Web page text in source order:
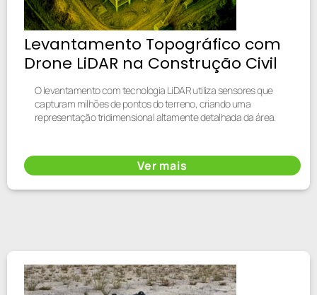
Levantamento Topográfico com
Drone LiDAR na Construção Civil
O levantamento com tecnologia LiDAR utiliza sensores que
capturam milhões de pontos do terreno, criando uma
representação tridimensional altamente detalhada da área.
Ver mais